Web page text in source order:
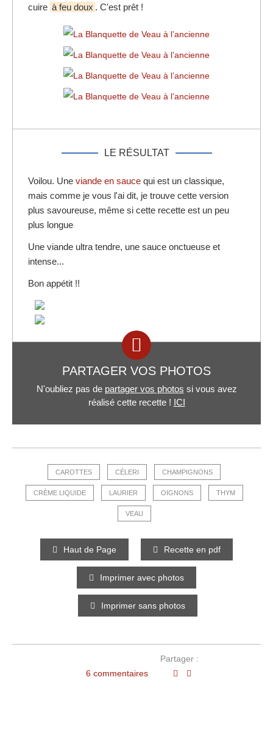
cuire à feu doux . C'est prêt !
LE RÉSULTAT
Voilou. Une viande en sauce qui est un classique,
mais comme je vous l'ai dit, je trouve cette version
plus savoureuse, même si cette recette est un peu
plus longue
Une viande ultra tendre, une sauce onctueuse et
intense...
Bon appétit !!
PARTAGER VOS PHOTOS
N'oubliez pas de partager vos photos si vous avez
réalisé cette recette ! ICI
CAROTTES CÉLERI CHAMPIGNONS
CRÈME LIQUIDE LAURIER OIGNONS THYM
VEAU
Haut de Page Recette en pdf
Imprimer avec photos
Imprimer sans photos
6 commentaires
Partager :